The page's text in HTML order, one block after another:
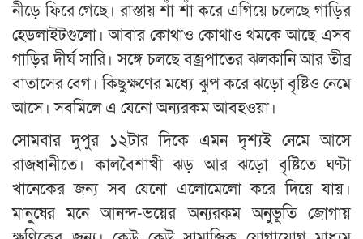
নীড়ে ফিরে গেছে। রাস্তায় শাঁ শাঁ করে এগিয়ে চলেছে গাড়ির
হেডলাইটগুলো। আবার কোথাও কোথাও থমকে আছে এসব
গাড়ির দীর্ঘ সারি। সঙ্গে চলছে বজ্রপাতের ঝলকানি আর তীব্র
বাতাসের বেগ। কিছুক্ষণের মধ্যে ঝুপ করে ঝড়ো বৃষ্টিও নেমে
আসে। সবমিলে এ যেনো অন্যরকম আবহওয়া।
সোমবার দুপুর ১২টার দিকে এমন দৃশ্যই নেমে আসে
রাজধানীতে। কালবৈশাখী ঝড় আর ঝড়ো বৃষ্টিতে ঘণ্টা
খানেকের জন্য সব যেনো এলোমেলো করে দিয়ে যায়।
মানুষের মনে আনন্দ-ভয়ের অন্যরকম অনুভূতি জোগায়